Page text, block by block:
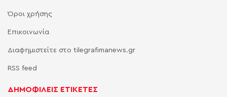
Όροι χρήσης
Επικοινωνία
Διαφημιστείτε στο tilegrafimanews.gr
RSS feed
ΔΗΜΟΦΙΛΕΙΣ ΕΤΙΚΕΤΕΣ